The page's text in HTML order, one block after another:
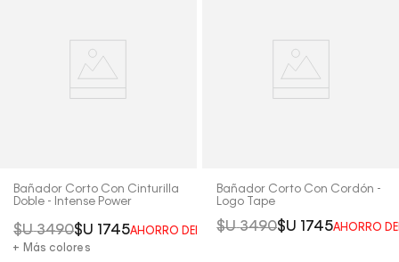
Bañador Corto Con Cinturilla
Doble - Intense Power
$U 3490$U 1745AHORRO DEL
50%
+ Más colores
Bañador Corto Con Cordón -
Logo Tape
$U 3490$U 1745AHORRO